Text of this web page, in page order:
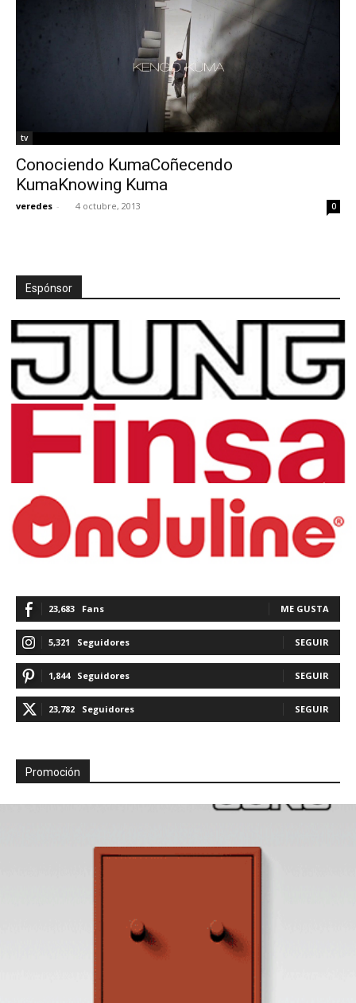
tv
Conociendo KumaCoñecendo
KumaKnowing Kuma
veredes - 4 octubre, 2013 0
Espónsor
23,683 Fans ME GUSTA
5,321 Seguidores SEGUIR
1,844 Seguidores SEGUIR
23,782 Seguidores SEGUIR
Promoción